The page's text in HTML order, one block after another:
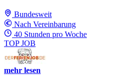
Bundesweit
Nach Vereinbarung
40 Stunden pro Woche
TOP JOB
mehr lesen